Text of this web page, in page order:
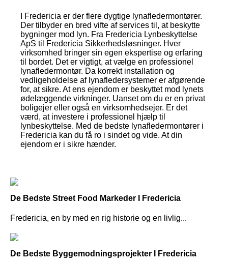
I Fredericia er der flere dygtige lynafledermontører.
Der tilbyder en bred vifte af services til, at beskytte
bygninger mod lyn. Fra Fredericia Lynbeskyttelse
ApS til Fredericia Sikkerhedsløsninger. Hver
virksomhed bringer sin egen ekspertise og erfaring
til bordet. Det er vigtigt, at vælge en professionel
lynafledermontør. Da korrekt installation og
vedligeholdelse af lynafledersystemer er afgørende
for, at sikre. At ens ejendom er beskyttet mod lynets
ødelæggende virkninger. Uanset om du er en privat
boligejer eller også en virksomhedsejer. Er det
værd, at investere i professionel hjælp til
lynbeskyttelse. Med de bedste lynafledermontører i
Fredericia kan du få ro i sindet og vide. At din
ejendom er i sikre hænder.
De Bedste Street Food Markeder I Fredericia
Fredericia, en by med en rig historie og en livlig...
De Bedste Byggemodningsprojekter I Fredericia